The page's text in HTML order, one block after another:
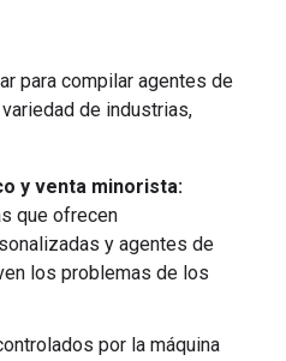
para compilar agentes de
de industrias,
y venta minorista:
que ofrecen
y agentes de
los problemas de los
por la máquina